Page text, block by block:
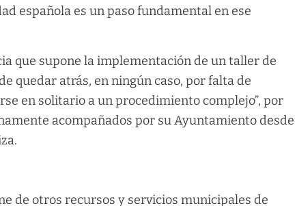
española es un paso fundamental en ese
que supone la implementación de un taller de
quedar atrás, en ningún caso, por falta de
en solitario a un procedimiento complejo”, por
acompañados por su Ayuntamiento desde
de otros recursos y servicios municipales de